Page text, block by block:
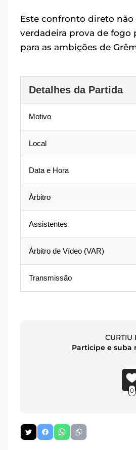
Este confronto direto não
verdadeira prova de fogo
para as ambições de
Detalhes da Partida
Motivo
Local
Data e Hora
Árbitro
Assistentes
Árbitro de Vídeo (VAR)
Transmissão
CURTIU
Participe e suba
0